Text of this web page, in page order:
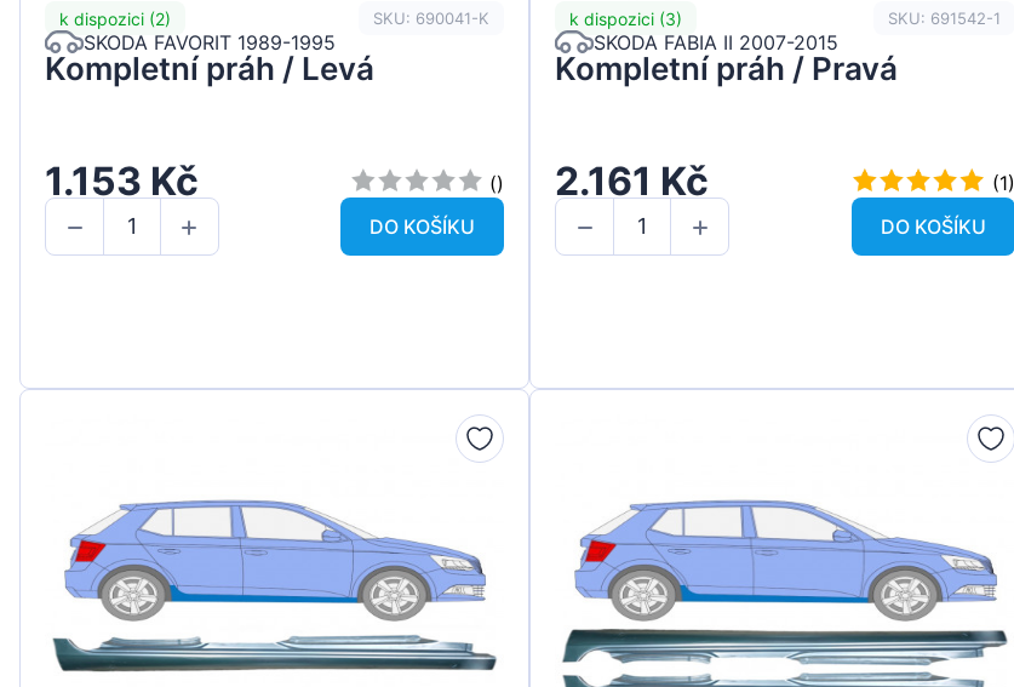
k dispozici (2) SKU: 690041-K
SKODA FAVORIT 1989-1995
Kompletní práh / Levá
1.153 Kč
()
DO KOŠÍKU
k dispozici (3) SKU: 691542-1
SKODA FABIA II 2007-2015
Kompletní práh / Pravá
2.161 Kč
(1)
DO KOŠÍKU